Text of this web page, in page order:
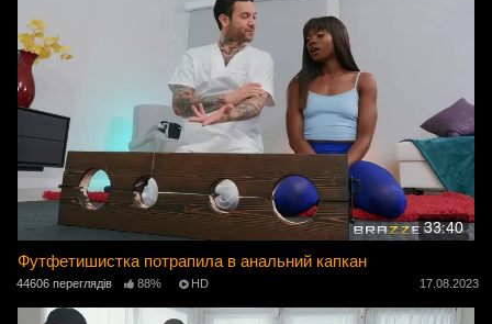
33:40
Футфетишистка потрапила в анальний капкан
44606 переглядів 88% HD 17.08.2023